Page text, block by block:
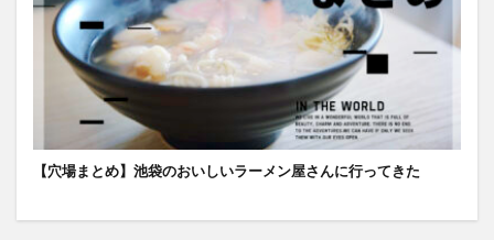
【穴場まとめ】池袋のおいしいラーメン屋さんに行ってきた